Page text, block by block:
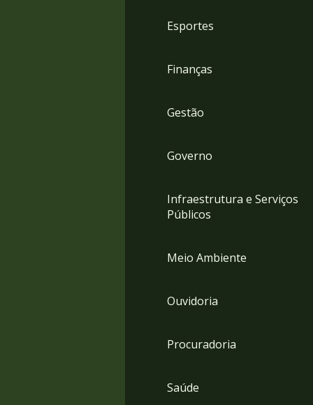
Esportes
Finanças
Gestão
Governo
Infraestrutura e Serviços
Públicos
Meio Ambiente
Ouvidoria
Procuradoria
Saúde